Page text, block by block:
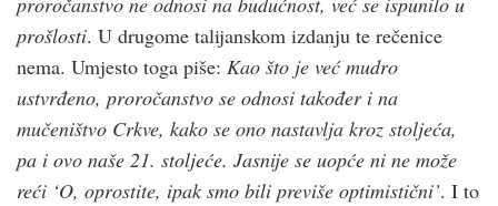
prošlosti. U drugome talijanskom izdanju te rečenice
nema. Umjesto toga piše: Kao što je već mudro
ustvrđeno, proročanstvo se odnosi također i na
mučeništvo Crkve, kako se ono nastavlja kroz stoljeća,
pa i ovo naše 21. stoljeće. Jasnije se uopće ni ne može
reći ‘O, oprostite, ipak smo bili previše optimistični’. I to